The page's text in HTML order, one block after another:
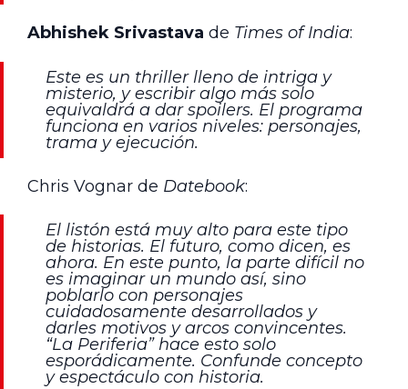
Abhishek Srivastava de Times of India:
Este es un thriller lleno de intriga y
misterio, y escribir algo más solo
equivaldrá a dar spoilers. El programa
funciona en varios niveles: personajes,
trama y ejecución.
Chris Vognar de Datebook:
El listón está muy alto para este tipo
de historias. El futuro, como dicen, es
ahora. En este punto, la parte difícil no
es imaginar un mundo así, sino
poblarlo con personajes
cuidadosamente desarrollados y
darles motivos y arcos convincentes.
“La Periferia” hace esto solo
esporádicamente. Confunde concepto
y espectáculo con historia.